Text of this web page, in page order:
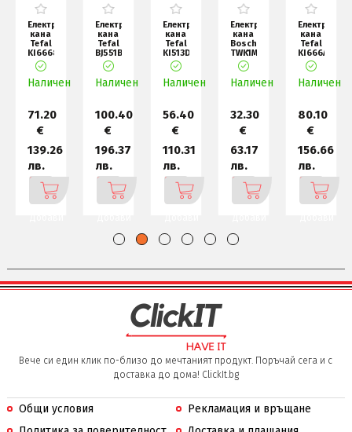
Електрическа
кана
Tefal
KI6668E0
Ket
Botley
1.7L B
Наличен
71.20
€
139.26
лв.
Електрическа
кана
Tefal
BJ551B10,
TEA
MAKER
TASTEA
Наличен
100.40
€
196.37
лв.
Електрическа
кана
Tefal
KI513D10
Ket
Bronx
Stainl
Наличен
56.40
€
110.31
лв.
Електрическа
кана
Bosch
TWK1M123,
MyMoment
Plastic
Наличен
32.30
€
63.17
лв.
кана
Tefal
KI666AE0
Ket
Botley
Rise 1
Наличен
80.10
€
156.66
лв.
Вече си един клик по-близо до мечтаният продукт. Поръчай сега и с
доставка до дома! ClickIt.bg
Общи условия
Рекламация и връщане